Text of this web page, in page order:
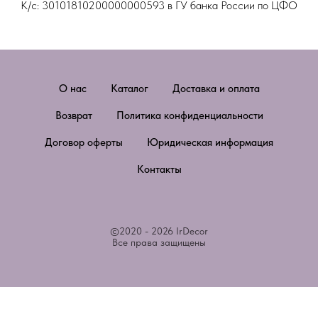
К/с: 30101810200000000593 в ГУ банка России по ЦФО
О нас Каталог Доставка и оплата
Возврат Политика конфиденциальности
Договор оферты Юридическая информация
Контакты
©2020 - 2026 IrDecor
Все права защищены